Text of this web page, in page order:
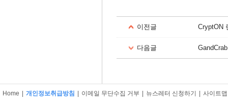
이전글 CryptON
다음글
Home | 개인정보취급방침 | 이메일 무단수집 거부 | 뉴스레터 신청하기 | 사이트맵